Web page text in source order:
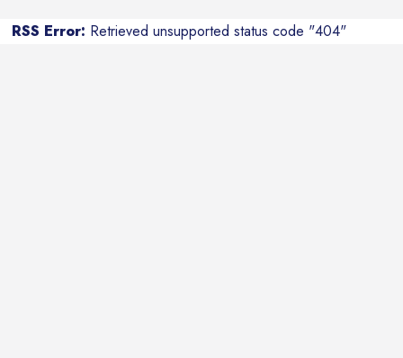
RSS Error: Retrieved unsupported status code "404"